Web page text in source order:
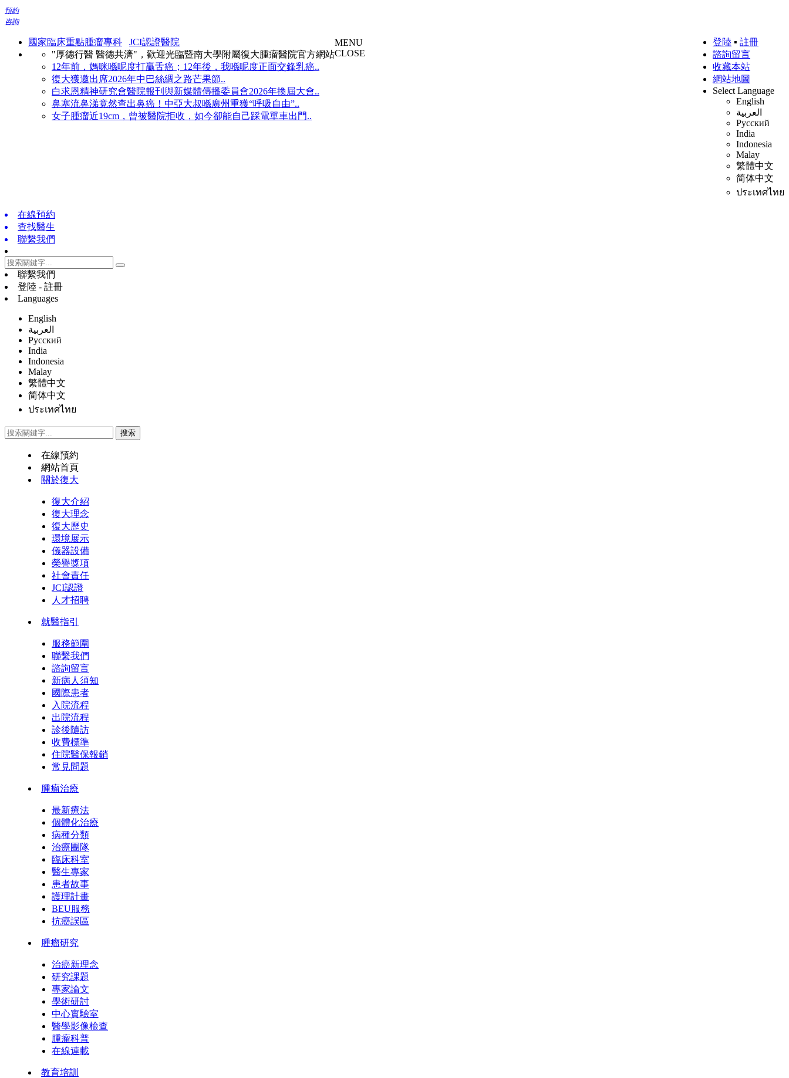
預約
咨詢
國家臨床重點腫瘤專科
JCI認證醫院
"厚德行醫 醫德共濟"，歡迎光臨暨南大學附屬復大腫瘤醫院官方網站
12年前，媽咪喺呢度打贏舌癌；12年後，我喺呢度正面交鋒乳癌..
復大獲邀出席2026年中巴絲綢之路芒果節..
白求恩精神研究會醫院報刊與新媒體傳播委員會2026年換屆大會..
鼻塞流鼻涕竟然查出鼻癌！中亞大叔喺廣州重獲“呼吸自由”..
女子腫瘤近19cm，曾被醫院拒收，如今卻能自己踩電單車出門..
登陸 ▪ 註冊
諮詢留言
收藏本站
網站地圖
Select Language
English
العربية
Русский
India
Indonesia
Malay
繁體中文
简体中文
ประเทศไทย
MENU
CLOSE
在線預約
查找醫生
聯繫我們
聯繫我們
登陸 - 註冊
Languages
English
العربية
Русский
India
Indonesia
Malay
繁體中文
简体中文
ประเทศไทย
在線預約
網站首頁
關於復大
復大介紹
復大理念
復大歷史
環境展示
儀器設備
榮譽獎項
社會責任
JCI認證
人才招聘
就醫指引
服務範圍
聯繫我們
諮詢留言
新病人須知
國際患者
入院流程
出院流程
診後隨訪
收費標準
住院醫保報銷
常見問題
腫瘤治療
最新療法
個體化治療
病種分類
治療團隊
臨床科室
醫生專家
患者故事
護理計畫
BEU服務
抗癌誤區
腫瘤研究
治癌新理念
研究課題
專家論文
學術研討
中心實驗室
醫學影像檢查
腫瘤科普
在線連載
教育培訓